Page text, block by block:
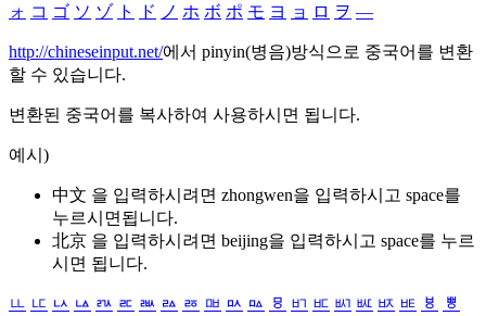
ォ コ ゴ ソ ゾ ト ド ノ ホ ボ ポ モ ヨ ョ ロ ヲ ―
http://chineseinput.net/에서 pinyin(병음)방식으로 중국어를 변환
할 수 있습니다.
변환된 중국어를 복사하여 사용하시면 됩니다.
예시)
中文 을 입력하시려면 zhongwen을 입력하시고 space를
누르시면됩니다.
北京 을 입력하시려면 beijing을 입력하시고 space를 누르
시면 됩니다.
ㅥ ㅦ ㅧ ㅨ ㅩ ㅪ ㅫ ㅬ ㅭ ㅮ ㅯ ㅰ ㅱ ㅲ ㅳ ㅴ ㅵ ㅶ ㅷ ㅸ
ㅹ